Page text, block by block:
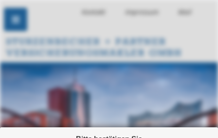
Kontakt Impressum Mail